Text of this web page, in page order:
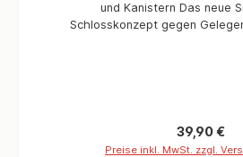
und Kanistern Das neue
Schlosskonzept gegen
Aus Stahl mit frei wählbarer
vier Zahlen. Informationen: Drahtseilschloss
Regulärer
39,90 €
Preise inkl. MwSt. zzgl.